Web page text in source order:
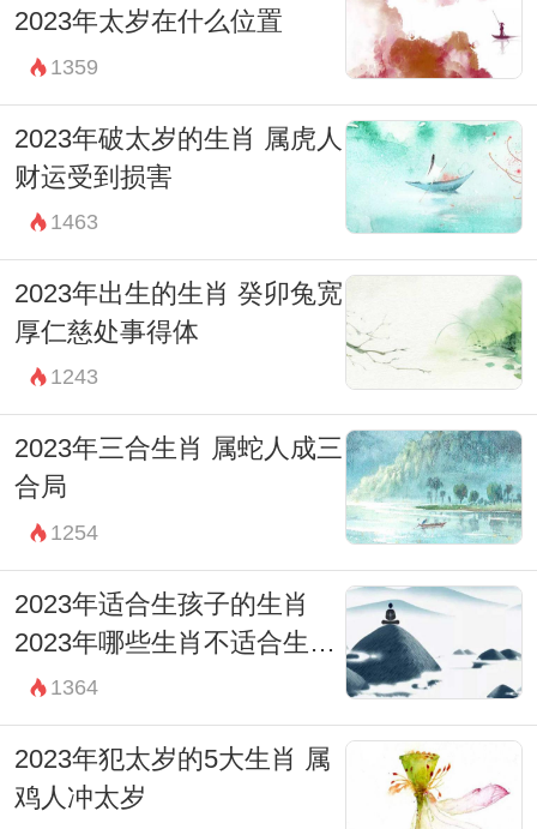
2023年太岁在什么位置
1359
2023年破太岁的生肖 属虎人
财运受到损害
1463
2023年出生的生肖 癸卯兔宽
厚仁慈处事得体
1243
2023年三合生肖 属蛇人成三
合局
1254
2023年适合生孩子的生肖
2023年哪些生肖不适合生孩
子 1364
2023年犯太岁的5大生肖 属
鸡人冲太岁